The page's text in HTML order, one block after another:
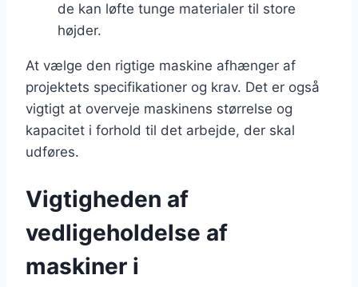
de kan løfte tunge materialer til store
højder.
At vælge den rigtige maskine afhænger af
projektets specifikationer og krav. Det er også
vigtigt at overveje maskinens størrelse og
kapacitet i forhold til det arbejde, der skal
udføres.
Vigtigheden af
vedligeholdelse af
maskiner i